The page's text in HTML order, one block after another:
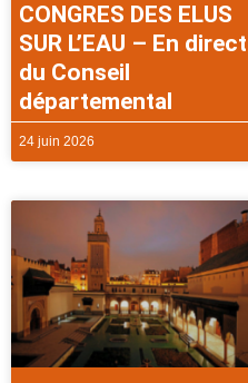
CONGRES DES ELUS
SUR L’EAU – En direct
du Conseil
départemental
24 juin 2026